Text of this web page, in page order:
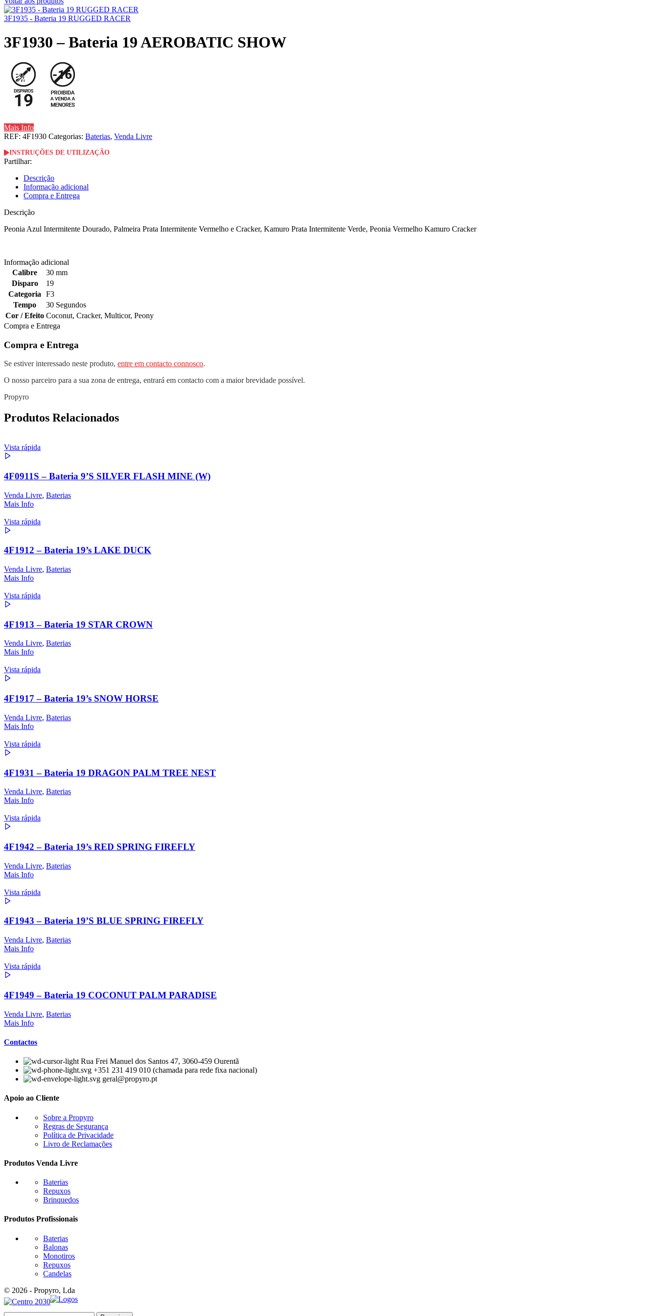
3F1935 - Bateria 19 RUGGED RACER
3F1930 – Bateria 19 AEROBATIC SHOW
Mais Info
REF: 4F1930 Categorias: Baterias, Venda Livre
INSTRUÇÕES DE UTILIZAÇÃO
Partilhar:
Descrição
Informação adicional
Compra e Entrega
Descrição
Peonia Azul Intermitente Dourado, Palmeira Prata Intermitente Vermelho e Cracker, Kamuro Prata Intermitente Verde, Peonia Vermelho Kamuro Cracker
Informação adicional
Calibre
30 mm
Disparo
19
Categoria
F3
Tempo
30 Segundos
Cor / Efeito Coconut, Cracker, Multicor, Peony
Compra e Entrega
Compra e Entrega
Se estiver interessado neste produto, entre em contacto connosco.
O nosso parceiro para a sua zona de entrega, entrará em contacto com a maior brevidade possível.
Propyro
Produtos Relacionados
Vista rápida
4F0911S – Bateria 9’S SILVER FLASH MINE (W)
Venda Livre, Baterias
Mais Info
Vista rápida
4F1912 – Bateria 19’s LAKE DUCK
Venda Livre, Baterias
Mais Info
Vista rápida
4F1913 – Bateria 19 STAR CROWN
Venda Livre, Baterias
Mais Info
Vista rápida
4F1917 – Bateria 19’s SNOW HORSE
Venda Livre, Baterias
Mais Info
Vista rápida
4F1931 – Bateria 19 DRAGON PALM TREE NEST
Venda Livre, Baterias
Mais Info
Vista rápida
4F1942 – Bateria 19’s RED SPRING FIREFLY
Venda Livre, Baterias
Mais Info
Vista rápida
4F1943 – Bateria 19’S BLUE SPRING FIREFLY
Venda Livre, Baterias
Mais Info
Vista rápida
4F1949 – Bateria 19 COCONUT PALM PARADISE
Venda Livre, Baterias
Mais Info
Contactos
Rua Frei Manuel dos Santos 47, 3060-459 Ourentã​
+351 231 419 010 (chamada para rede fixa nacional)
geral@propyro.pt
Apoio ao Cliente
Sobre a Propyro
Regras de Segurança
Política de Privacidade
Livro de Reclamações
Produtos Venda Livre
Baterias
Repuxos
Brinquedos
Produtos Profissionais
Baterias
Balonas
Monotiros
Repuxos
Candelas
© 2026 - Propyro, Lda